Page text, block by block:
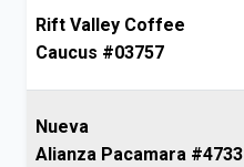
Rift Valley Coffee
Caucus #03757
Nueva
Alianza Pacamara #4733